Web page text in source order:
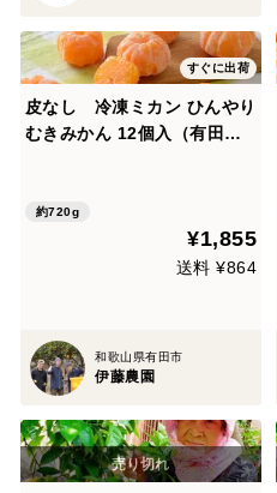
すぐに出荷
皮なし 冷凍ミカン ひんやり
むきみかん 12個入（有田み
約720g
¥1,855
送料 ¥864
和歌山県有田市
伊藤農園